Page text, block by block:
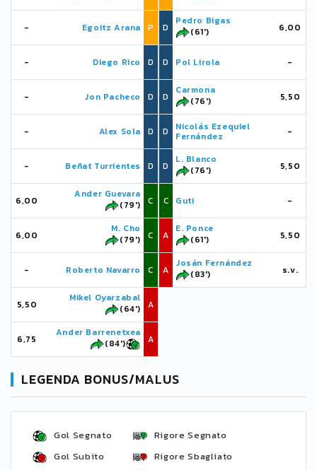
- Egoitz Arana P
- Diego Rico D
- Jon Pacheco D
- Alex Sola D
- Beñat Turrientes D
6,00
Ander Guevara
(79')
C
6,00
M. Cho
(79')
C
- Roberto Navarro C
5,50
Mikel Oyarzabal
(64')
A
6,75
Ander Barrenetxea
(84')
A
D
Pedro Bigas
(61')
6,00
D Pol Lirola -
D
Carmona
(76')
5,50
D Nicolás Ezequiel
Fernández -
D
L. Blanco
(76')
5,50
C Guti -
A
E. Ponce
(61')
5,50
A
Josán Fernández
(83')
s.v.
LEGENDA BONUS/MALUS
Gol Segnato
Gol Subito
Rigore Segnato
Rigore Sbagliato